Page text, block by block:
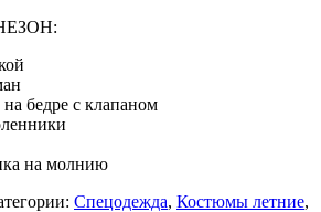
бедре с клапаном
на молнию
Спецодежда, Костюмы летние,